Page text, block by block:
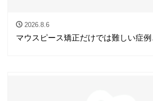
2026.8.6
マウスピース矯正だけでは難しい症例